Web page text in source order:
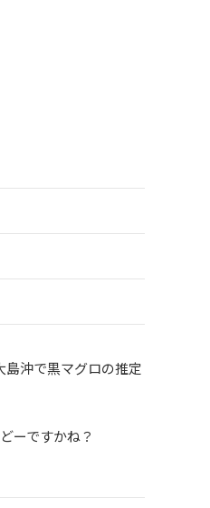
島沖で黒マグロの推定
ーですかね？